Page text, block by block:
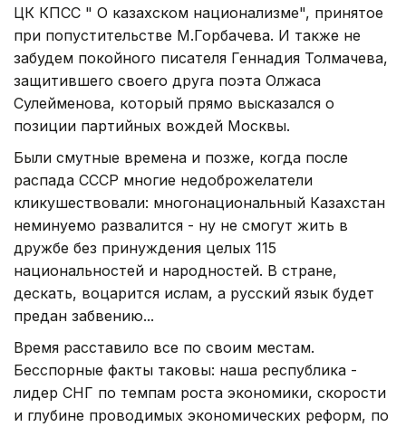
ЦК КПСС " О казахском национализме", принятое
при попустительстве М.Горбачева. И также не
забудем покойного писателя Геннадия Толмачева,
защитившего своего друга поэта Олжаса
Сулейменова, который прямо высказался о
позиции партийных вождей Москвы.
Были смутные времена и позже, когда после
распада СССР многие недоброжелатели
кликушествовали: многонациональный Казахстан
неминуемо развалится - ну не смогут жить в
дружбе без принуждения целых 115
национальностей и народностей. В стране,
дескать, воцарится ислам, а русский язык будет
предан забвению...
Время расставило все по своим местам.
Бесспорные факты таковы: наша республика -
лидер СНГ по темпам роста экономики, скорости
и глубине проводимых экономических реформ, по